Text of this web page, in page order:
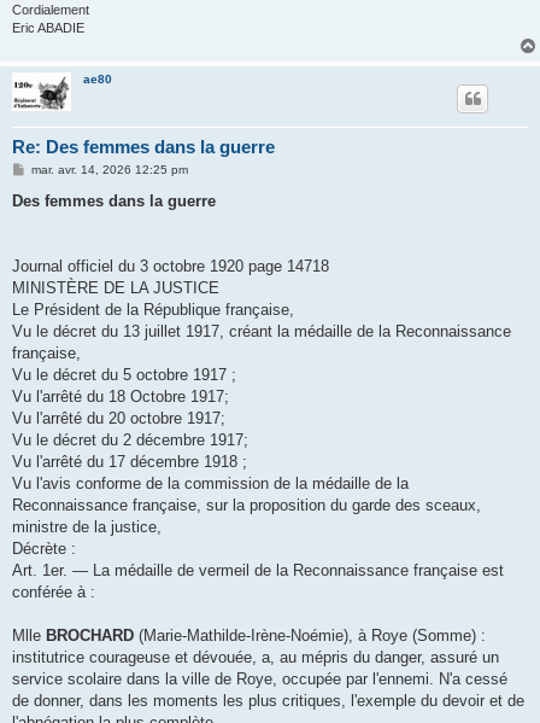
Cordialement
Eric ABADIE
ae80
Re: Des femmes dans la guerre
M
s
mar. avr. 14, 2026 12:25 pm
Des femmes dans la guerre
Journal officiel du 3 octobre 1920 page 14718
MINISTÈRE DE LA JUSTICE
Le Président de la République française,
Vu le décret du 13 juillet 1917, créant la médaille de la Reconnaissance
française,
Vu le décret du 5 octobre 1917 ;
Vu l'arrêté du 18 Octobre 1917;
Vu l'arrêté du 20 octobre 1917;
Vu le décret du 2 décembre 1917;
Vu l'arrêté du 17 décembre 1918 ;
Vu l'avis conforme de la commission de la médaille de la
Reconnaissance française, sur la proposition du garde des sceaux,
ministre de la justice,
Décrète :
Art. 1er. — La médaille de vermeil de la Reconnaissance française est
conférée à :
Mlle BROCHARD (Marie-Mathilde-Irène-Noémie), à Roye (Somme) :
institutrice courageuse et dévouée, a, au mépris du danger, assuré un
service scolaire dans la ville de Roye, occupée par l'ennemi. N'a cessé
de donner, dans les moments les plus critiques, l'exemple du devoir et de